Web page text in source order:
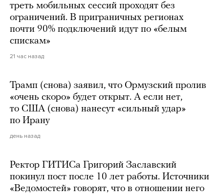
треть мобильных сессий проходят без
ограничений. В приграничных регионах
почти 90% подключений идут по «белым
спискам»
21 час назад
Трамп (снова) заявил, что Ормузский пролив
«очень скоро» будет открыт. А если нет,
то США (снова) нанесут «сильный удар»
по Ирану
день назад
Ректор ГИТИСа Григорий Заславский
покинул пост после 10 лет работы. Источники
«Ведомостей» говорят, что в отношении него